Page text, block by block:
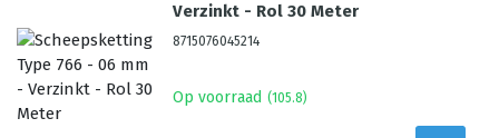
Verzinkt - Rol 30 Meter
8715076045214
Op voorraad (105.8)